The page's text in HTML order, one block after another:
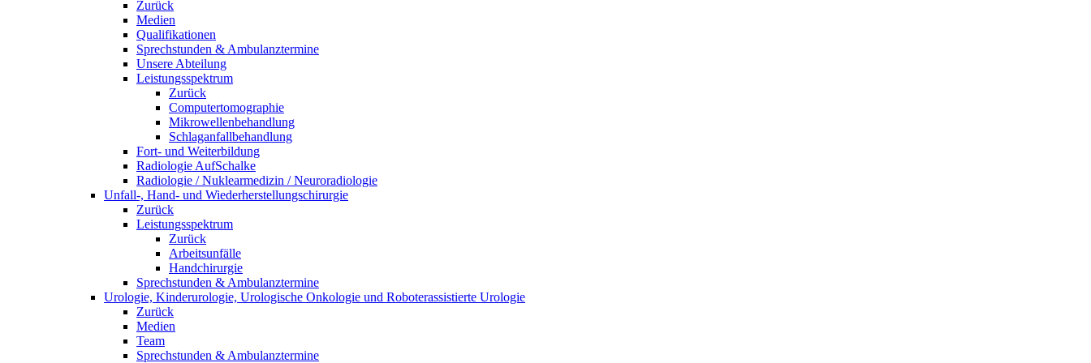
Zurück
Medien
Qualifikationen
Sprechstunden & Ambulanztermine
Unsere Abteilung
Leistungsspektrum
Zurück
Computertomographie
Mikrowellenbehandlung
Schlaganfallbehandlung
Fort- und Weiterbildung
Radiologie AufSchalke
Radiologie / Nuklearmedizin / Neuroradiologie
Unfall-, Hand- und Wiederherstellungschirurgie
Zurück
Leistungsspektrum
Zurück
Arbeitsunfälle
Handchirurgie
Sprechstunden & Ambulanztermine
Urologie, Kinderurologie, Urologische Onkologie und Roboterassistierte Urologie
Zurück
Medien
Team
Sprechstunden & Ambulanztermine